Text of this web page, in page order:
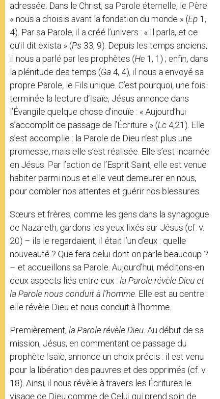
adressée. Dans le Christ, sa Parole éternelle, le Père
« nous a choisis avant la fondation du monde » (Ep 1,
4). Par sa Parole, il a créé l’univers : « Il parla, et ce
qu’il dit exista » (Ps 33, 9). Depuis les temps anciens,
il nous a parlé par les prophètes (He 1, 1) ; enfin, dans
la plénitude des temps (Ga 4, 4), il nous a envoyé sa
propre Parole, le Fils unique. C’est pourquoi, une fois
terminée la lecture d’Isaïe, Jésus annonce dans
l’Évangile quelque chose d’inouïe : « Aujourd’hui
s’accomplit ce passage de l’Écriture » (Lc 4,21). Elle
s’est accomplie : la Parole de Dieu n’est plus une
promesse, mais elle s’est réalisée. Elle s’est incarnée
en Jésus. Par l’action de l’Esprit Saint, elle est venue
habiter parmi nous et elle veut demeurer en nous,
pour combler nos attentes et guérir nos blessures.
Sœurs et frères, comme les gens dans la synagogue
de Nazareth, gardons les yeux fixés sur Jésus (cf. v.
20) – ils le regardaient, il était l’un d’eux : quelle
nouveauté ? Que fera celui dont on parle beaucoup ?
– et accueillons sa Parole. Aujourd’hui, méditons-en
deux aspects liés entre eux : la Parole révèle Dieu et
la Parole nous conduit à l’homme. Elle est au centre :
elle révèle Dieu et nous conduit à l’homme.
Premièrement, la Parole révèle Dieu. Au début de sa
mission, Jésus, en commentant ce passage du
prophète Isaïe, annonce un choix précis : il est venu
pour la libération des pauvres et des opprimés (cf. v.
18). Ainsi, il nous révèle à travers les Écritures le
visage de Dieu comme de Celui qui prend soin de